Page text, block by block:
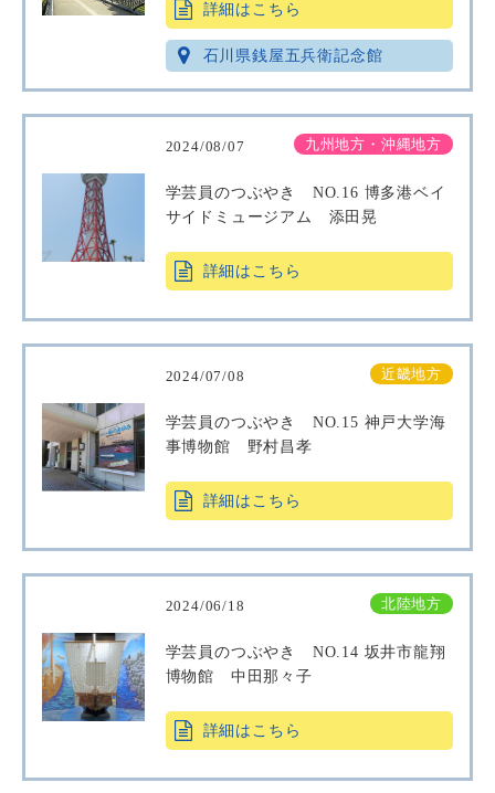
詳細はこちら
石川県銭屋五兵衛記念館
2024/08/07 九州地方・沖縄地方
学芸員のつぶやき NO.16 博多港ベイ
サイドミュージアム 添田晃
詳細はこちら
2024/07/08 近畿地方
学芸員のつぶやき NO.15 神戸大学海
事博物館 野村昌孝
詳細はこちら
2024/06/18 北陸地方
学芸員のつぶやき NO.14 坂井市龍翔
博物館 中田那々子
詳細はこちら